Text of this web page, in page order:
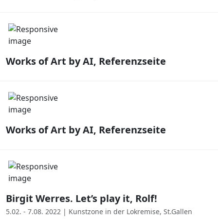
Works of Art by AI, Referenzseite
Works of Art by AI, Referenzseite
Birgit Werres. Let’s play it, Rolf!
5.02. - 7.08. 2022 | Kunstzone in der Lokremise, St.Gallen